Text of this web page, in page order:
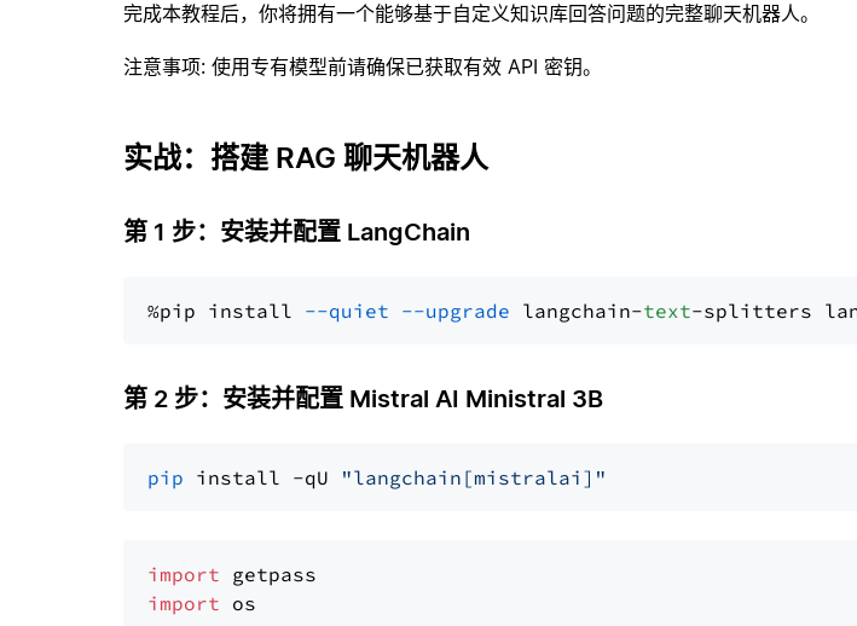
完成本教程后，你将拥有一个能够基于自定义知识库回答问题的完整聊天机器人。
注意事项: 使用专有模型前请确保已获取有效 API 密钥。
实战：搭建 RAG 聊天机器人
第 1 步：安装并配置 LangChain
%pip install --quiet --upgrade langchain-text
第 2 步：安装并配置 Mistral AI Ministral 3B
pip install -qU "langchain[mistralai]"
import
import os